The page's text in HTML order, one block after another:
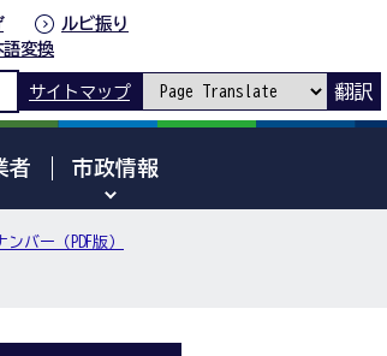
ルビ振り
語変換
サイトマップ 翻訳
者 市政情報
バー（PDF版）